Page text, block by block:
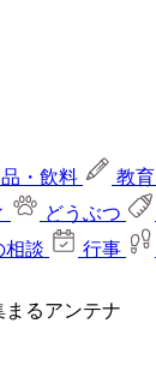
・飲料 教育
どうぶつ
相談 行事
るアンテナ